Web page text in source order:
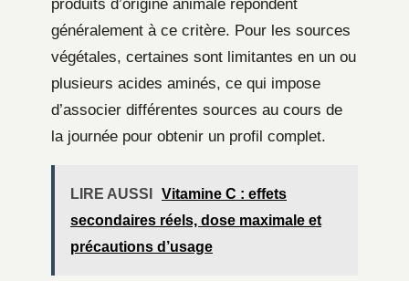
produits d’origine animale répondent
généralement à ce critère. Pour les sources
végétales, certaines sont limitantes en un ou
plusieurs acides aminés, ce qui impose
d’associer différentes sources au cours de
la journée pour obtenir un profil complet.
LIRE AUSSI
Vitamine C : effets
secondaires réels, dose maximale et
précautions d’usage